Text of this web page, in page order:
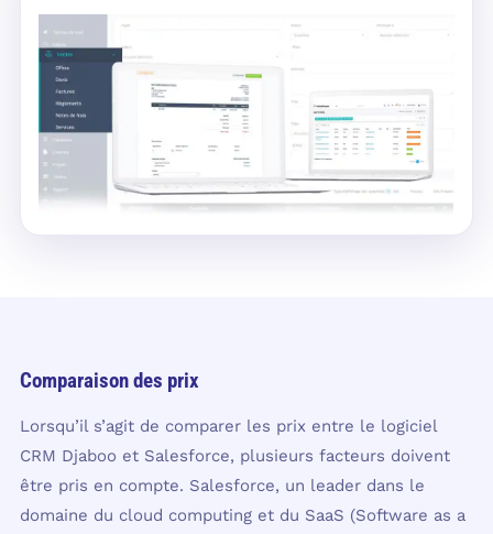
Comparaison des prix
Lorsqu’il s’agit de comparer les prix entre le logiciel
CRM Djaboo et Salesforce, plusieurs facteurs doivent
être pris en compte. Salesforce, un leader dans le
domaine du cloud computing et du SaaS (Software as a